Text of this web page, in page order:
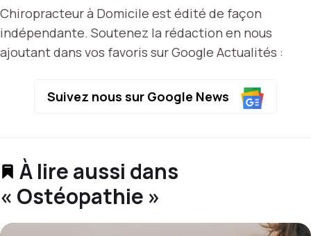
Chiropracteur à Domicile est édité de façon
indépendante. Soutenez la rédaction en nous
ajoutant dans vos favoris sur Google Actualités :
Suivez nous sur Google News
À lire aussi dans
« Ostéopathie »